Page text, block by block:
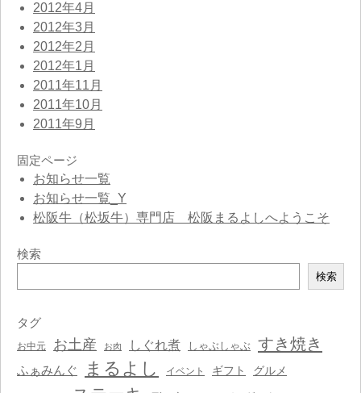
2012年4月
2012年3月
2012年2月
2012年1月
2011年11月
2011年10月
2011年9月
固定ページ
お知らせ一覧
お知らせ一覧_Y
松阪牛（松坂牛）専門店 松阪まるよしへようこそ
検索
索
検索
タグ
お中元 お土産 お肉 しぐれ煮 しゃぶしゃぶ すき焼き
ふぁみんぐ まるよし イベント ギフト グルメ